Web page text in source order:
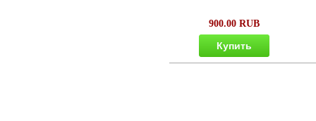
900.00 RUB
Купить